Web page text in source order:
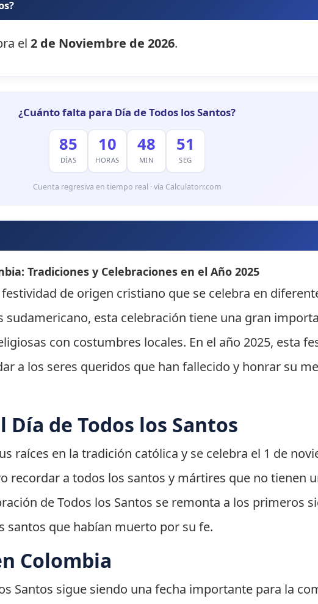
el2 de Noviembre de 2026.
¿Cuánto falta para Día de Todos los Santos?
85
DÍAS
10
HORAS
48
MIN
50
SEG
Cuenta regresiva en tiempo real · vía Calculatorr.com
Tradiciones y Celebraciones en el Año 2025
festividad de origen cristiano que se celebra en
sudamericano, esta celebración tiene una gran
con costumbres locales. En el año 2025, esta
a los seres queridos que han fallecido y honrar su
de Todos los Santos
raíces en la tradición católica y se celebra el 1 de
recordar a todos los santos y mártires que no tienen
de Todos los Santos se remonta a los primeros
santos que habían muerto por su fe.
Colombia
Santos sigue siendo una fecha importante para la